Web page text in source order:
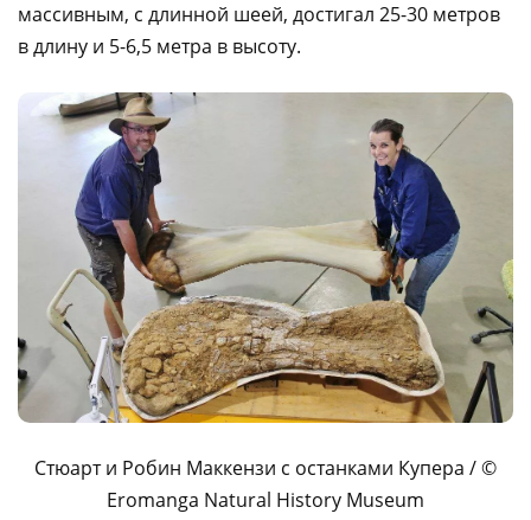
массивным, с длинной шеей, достигал 25-30 метров
в длину и 5-6,5 метра в высоту.
Стюарт и Робин Маккензи с останками Купера / ©
Eromanga Natural History Museum